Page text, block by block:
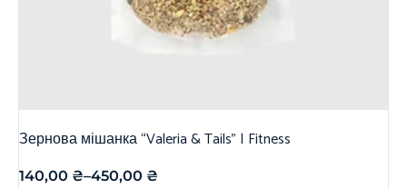
Зернова мішанка “Valeria & Tails” | Fitness
140,00 ₴–450,00 ₴